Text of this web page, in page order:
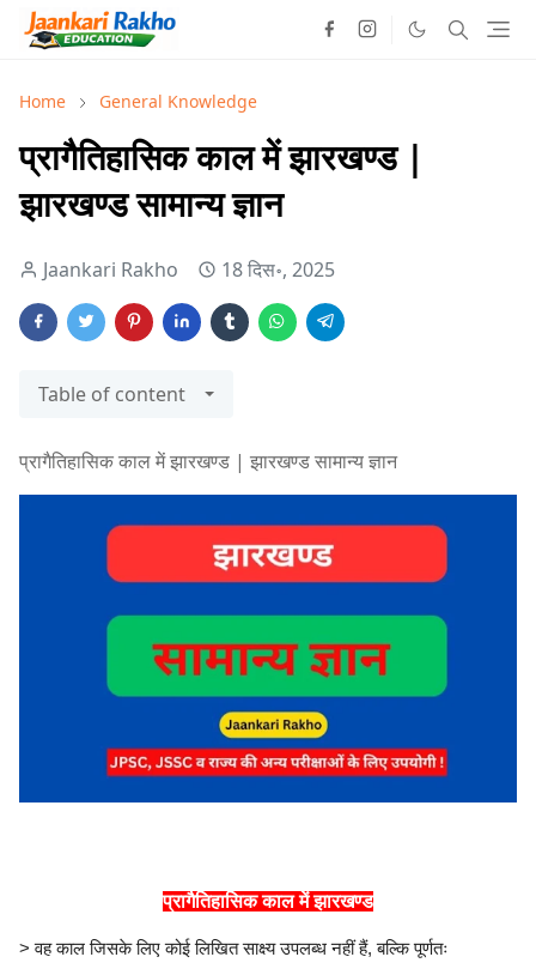
Home General Knowledge
प्रागैतिहासिक काल में झारखण्ड |
झारखण्ड सामान्य ज्ञान
Jaankari Rakho 18 दिस॰, 2025
Table of content
प्रागैतिहासिक काल में झारखण्ड | झारखण्ड सामान्य ज्ञान
प्रागैतिहासिक काल में झारखण्ड
> वह काल जिसके लिए कोई लिखित साक्ष्य उपलब्ध नहीं हैं, बल्कि पूर्णतः